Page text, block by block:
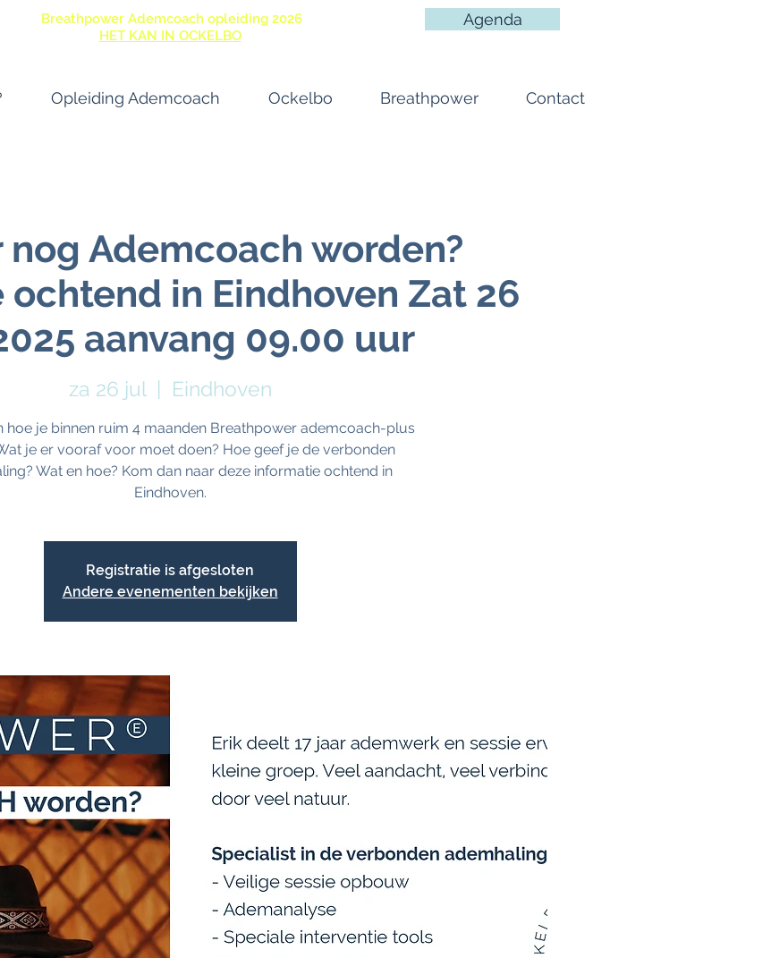
Breathpower Ademcoach opleiding 2026
HET KAN IN OCKELBO
Opleiding Ademcoach Ockelbo Breathpower Contact
nog Ademcoach worden?
in Eindhoven Zat 26
aanvang 09.00 uur
za 26 jul
  |
Eindhoven
hoe je binnen ruim 4 maanden Breathpower ademcoach-plus
je er vooraf voor moet doen? Hoe geef je de verbonden
Wat en hoe? Kom dan naar deze informatie ochtend in
Eindhoven.
Registratie is afgesloten
Andere evenementen bekijken
Agenda